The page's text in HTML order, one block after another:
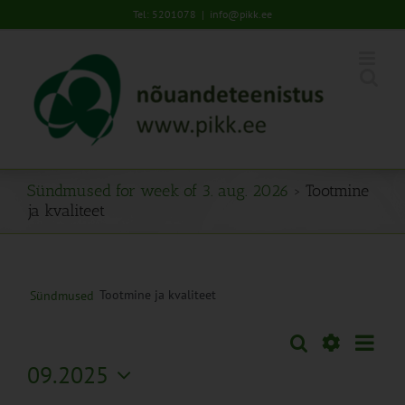
to
Tel: 5201078 | info@pikk.ee
Sündmused for week of 3. aug. 2026 › Tootmine
ja kvaliteet
Sündmused Tootmine ja kvaliteet
Sündmused
Otsi Nädal
09.2025